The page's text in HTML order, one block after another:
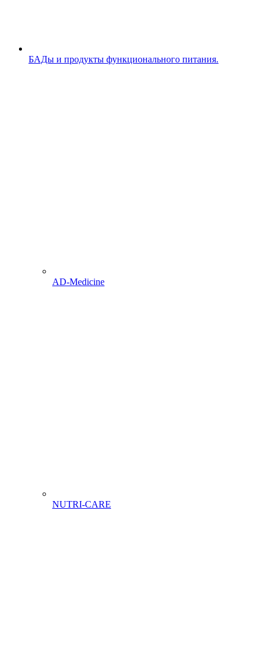
БАДы и продукты функционального питания.
AD-Medicine
NUTRI-CARE